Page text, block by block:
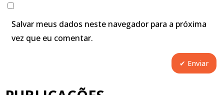
Salvar meus dados neste navegador para a próxima
vez que eu comentar.